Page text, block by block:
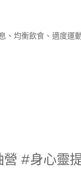
均衡飲食、適度運
#身心靈